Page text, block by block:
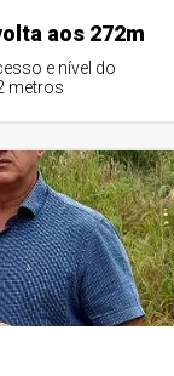
aos 272m
e nível do
metros